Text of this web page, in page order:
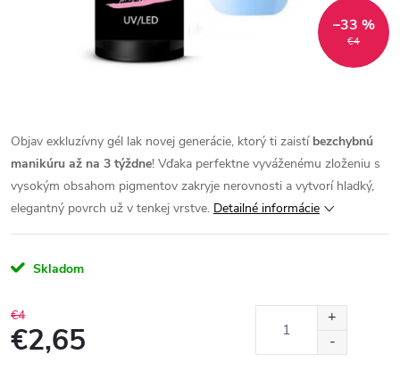
€4
–33 %
Objav exkluzívny gél lak novej generácie, ktorý ti zaistí bezchybnú
manikúru až na 3 týždne! Vďaka perfektne vyváženému zloženiu s
vysokým obsahom pigmentov zakryje nerovnosti a vytvorí hladký,
elegantný povrch už v tenkej vrstve. Detailné informácie
Skladom
€4
€2,65